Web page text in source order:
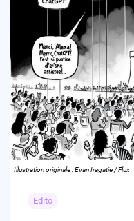
Illustration originale : Evan Iragatie / Flux
Edito